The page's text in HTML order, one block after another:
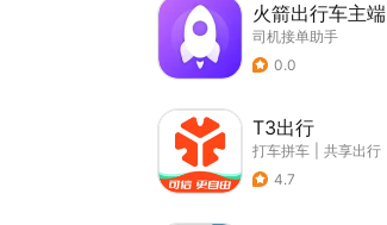
火箭出行车主端
司机接单助手
0.0
T3出行
打车拼车
共享出行
4.7